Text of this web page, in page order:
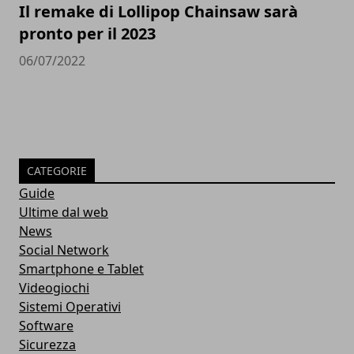
Il remake di Lollipop Chainsaw sarà
pronto per il 2023
06/07/2022
CATEGORIE
Guide
Ultime dal web
News
Social Network
Smartphone e Tablet
Videogiochi
Sistemi Operativi
Software
Sicurezza